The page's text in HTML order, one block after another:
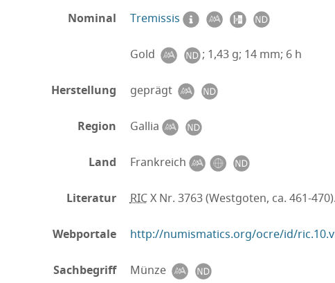
Nominal
Tremissis
Gold ; 1,43 g; 14 mm; 6 h
Herstellung geprägt
Region Gallia
Land Frankreich
Literatur RICX Nr. 3763 (Westgoten, ca. 461-470).
Webportale http://numismatics.org/ocre/id/
Sachbegriff Münze